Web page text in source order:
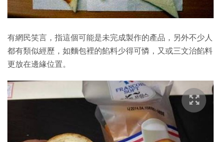
有網民笑言，指這個可能是未完成製作的產品，另外不少人
都有類似經歷，如麵包裡的餡料少得可憐，又或三文治餡料
更放在邊緣位置。